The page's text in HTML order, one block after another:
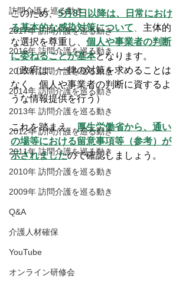
訪問介護を巡る動き
2017年 訪問介護を巡る動き
2016年 訪問介護を巡る動き
2015年 訪問介護を巡る動き
2014年 訪問介護を巡る動き
2013年 訪問介護を巡る動き
2012年 訪問介護を巡る動き
2011年 訪問介護を巡る動き
2010年 訪問介護を巡る動き
2009年 訪問介護を巡る動き
Q&A
介護人材確保
YouTube
オンライン研修会
このため、5月8日以降は、日常におけ
る基本的な感染対策について
主体的
な選択を尊重し、 個人や事業者の判断
に委ねることが基本となります。
（政府は、一律の対策を求めることは
なく、個人や事業者の判断に資するよ
うな情報提供を行う）
これを踏まえ、厚生労働省から、通い
の場等における留意事項等（参考）が
示されましたので確認しましょう。